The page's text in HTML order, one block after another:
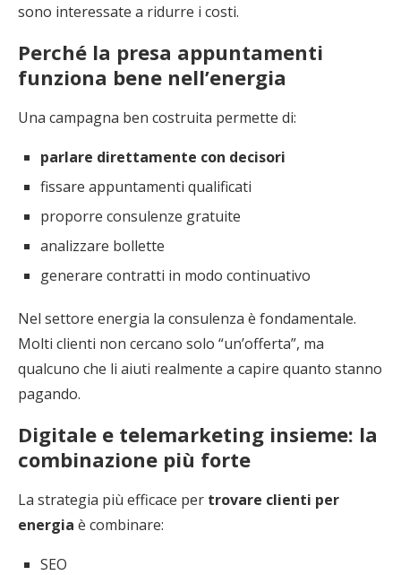
sono interessate a ridurre i costi.
Perché la presa appuntamenti
funziona bene nell’energia
Una campagna ben costruita permette di:
parlare direttamente con decisori
fissare appuntamenti qualificati
proporre consulenze gratuite
analizzare bollette
generare contratti in modo continuativo
Nel settore energia la consulenza è fondamentale.
Molti clienti non cercano solo “un’offerta”, ma
qualcuno che li aiuti realmente a capire quanto stanno
pagando.
Digitale e telemarketing insieme: la
combinazione più forte
La strategia più efficace per trovare clienti per
energia è combinare:
SEO